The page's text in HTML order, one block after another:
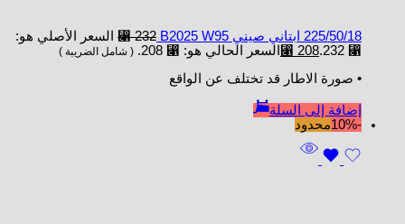
225/50/18 ابتاني صيني B2025 W95 ⃁232
السعر الأصلي هو:
⃁ 232.
⃁ 208 السعر الحالي هو: ⃁ 208. ( شامل الضريبة )
• صورة الاطار قد تختلف عن الواقع
إضافة إلى السلة
-10%
محدود